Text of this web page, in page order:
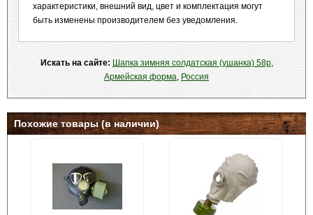
характеристики, внешний вид, цвет и комплектация могут
быть изменены производителем без уведомления.
Искать на сайте: Шапка зимняя солдатская (ушанка) 58р,
Армейская форма, Россия
Похожие товары (в наличии)